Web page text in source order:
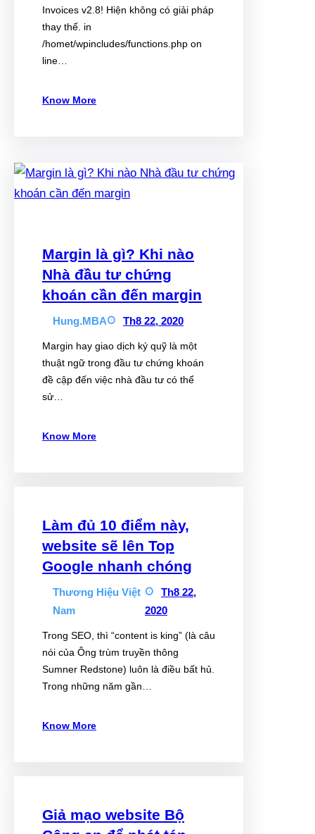
Invoices v2.8! Hiện không có giải pháp
thay thế. in
/homet/wpincludes/functions.php on
line…
Know More
Margin là gì? Khi nào
Nhà đầu tư chứng
khoán cần đến margin
Hung.MBA Th8 22, 2020
Margin hay giao dịch ký quỹ là một
thuật ngữ trong đầu tư chứng khoán
đề cập đến việc nhà đầu tư có thể
sử…
Know More
Làm đủ 10 điểm này,
website sẽ lên Top
Google nhanh chóng
Thương Hiệu Việt
Nam
Th8 22,
2020
Trong SEO, thì “content is king” (là câu
nói của Ông trùm truyền thông
Sumner Redstone) luôn là điều bất hủ.
Trong những năm gần…
Know More
Giả mạo website Bộ